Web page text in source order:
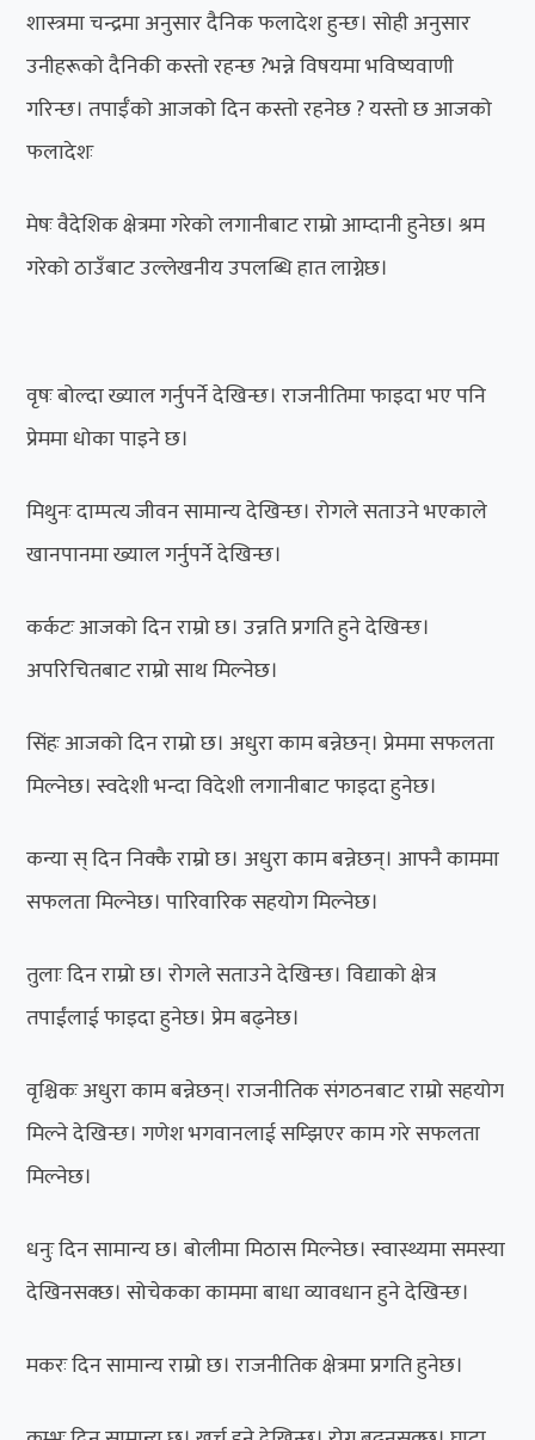
शास्त्रमा चन्द्रमा अनुसार दैनिक फलादेश हुन्छ। सोही अनुसार
उनीहरूको दैनिकी कस्तो रहन्छ ?भन्ने विषयमा भविष्यवाणी
गरिन्छ। तपाईँको आजको दिन कस्तो रहनेछ ? यस्तो छ आजको
फलादेशः
मेषः वैदेशिक क्षेत्रमा गरेको लगानीबाट राम्रो आम्दानी हुनेछ। श्रम
गरेको ठाउँबाट उल्लेखनीय उपलब्धि हात लाग्नेछ।
वृषः बोल्दा ख्याल गर्नुपर्ने देखिन्छ। राजनीतिमा फाइदा भए पनि
प्रेममा धोका पाइने छ।
मिथुनः दाम्पत्य जीवन सामान्य देखिन्छ। रोगले सताउने भएकाले
खानपानमा ख्याल गर्नुपर्ने देखिन्छ।
कर्कटः आजको दिन राम्रो छ। उन्नति प्रगति हुने देखिन्छ।
अपरिचितबाट राम्रो साथ मिल्नेछ।
सिंहः आजको दिन राम्रो छ। अधुरा काम बन्नेछन्। प्रेममा सफलता
मिल्नेछ। स्वदेशी भन्दा विदेशी लगानीबाट फाइदा हुनेछ।
कन्या स् दिन निक्कै राम्रो छ। अधुरा काम बन्नेछन्। आफ्नै काममा
सफलता मिल्नेछ। पारिवारिक सहयोग मिल्नेछ।
तुलाः दिन राम्रो छ। रोगले सताउने देखिन्छ। विद्याको क्षेत्र
तपाईंलाई फाइदा हुनेछ। प्रेम बढ्नेछ।
वृश्चिकः अधुरा काम बन्नेछन्। राजनीतिक संगठनबाट राम्रो सहयोग
मिल्ने देखिन्छ। गणेश भगवानलाई सम्झिएर काम गरे सफलता
मिल्नेछ।
धनुः दिन सामान्य छ। बोलीमा मिठास मिल्नेछ। स्वास्थ्यमा समस्या
देखिनसक्छ। सोचेकका काममा बाधा व्यावधान हुने देखिन्छ।
मकरः दिन सामान्य राम्रो छ। राजनीतिक क्षेत्रमा प्रगति हुनेछ।